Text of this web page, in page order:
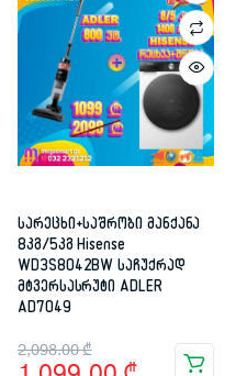
სარეცხი+საშრობი მანქანა
8კგ/5კგ Hisense
WD3S8042BW საჩუქრად
მტვერსასრუტი ADLER
AD7049
2,098.00₾
Original
Current